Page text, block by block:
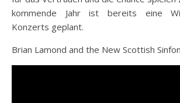
kommende Jahr ist bereits eine
Konzerts geplant.
Brian Lamond and the New Scottish